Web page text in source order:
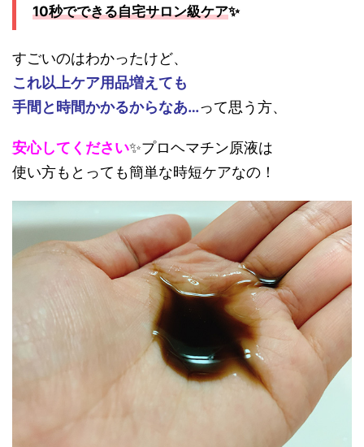
10秒でできる自宅サロン級ケア✨
すごいのはわかったけど、
これ以上ケア用品増えても
手間と時間かかるからなあ…って思う方、
安心してください✨プロヘマチン原液は
使い方もとっても簡単な時短ケアなの！